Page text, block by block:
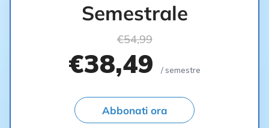
Semestrale
€54,99
€38,49 / semestre
Abbonati ora